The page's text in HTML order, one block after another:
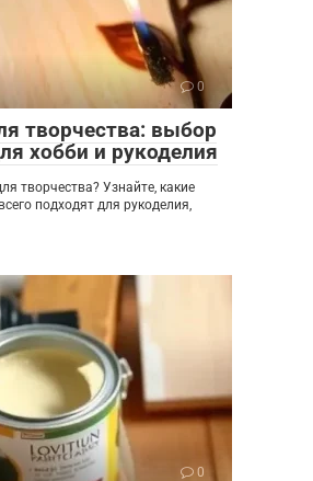
0
творчества: выбор
хобби и рукоделия
творчества? Узнайте, какие
подходят для рукоделия,
0